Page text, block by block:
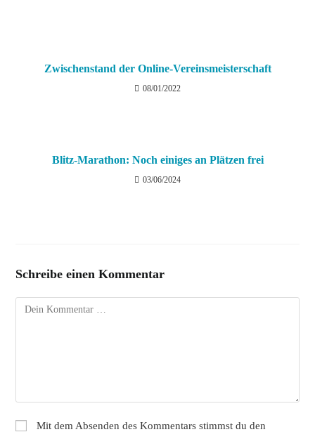
Zwischenstand der Online-Vereinsmeisterschaft
08/01/2022
Blitz-Marathon: Noch einiges an Plätzen frei
03/06/2024
Schreibe einen Kommentar
Kommentar
Mit dem Absenden des Kommentars stimmst du den